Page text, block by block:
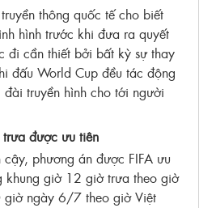
thông quốc tế cho biết
hình trước khi đưa ra quyết
cần thiết bởi bất kỳ sự thay
đấu World Cup đều tác động
truyền hình cho tới người
được ưu tiên
phương án được FIFA ưu
khung giờ 12 giờ trưa theo giờ
ngày 6/7 theo giờ Việt